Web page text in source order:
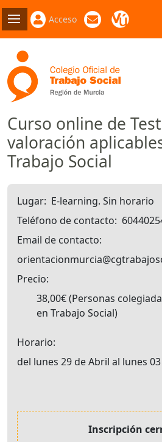
Acceso
Curso online de
valoración
Trabajo Social
Lugar E-learning. Sin horario
Teléfono de contacto
Email de contacto
Precio
38,00€ Personas
en Trabajo Social
Horario
del lunes 29 de Abril al lunes
Inscripción